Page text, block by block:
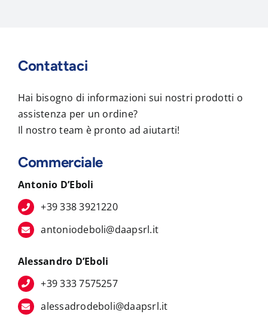
Contattaci
Hai bisogno di informazioni sui nostri prodotti o
assistenza per un ordine?
Il nostro team è pronto ad aiutarti!
Commerciale
Antonio D’Eboli
+39 338 3921220
antoniodeboli@daapsrl.it
Alessandro D’Eboli
+39 333 7575257
alessadrodeboli@daapsrl.it